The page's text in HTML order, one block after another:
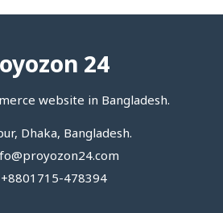
24
website in Bangladesh.
Dhaka, Bangladesh.
+8801715-478394